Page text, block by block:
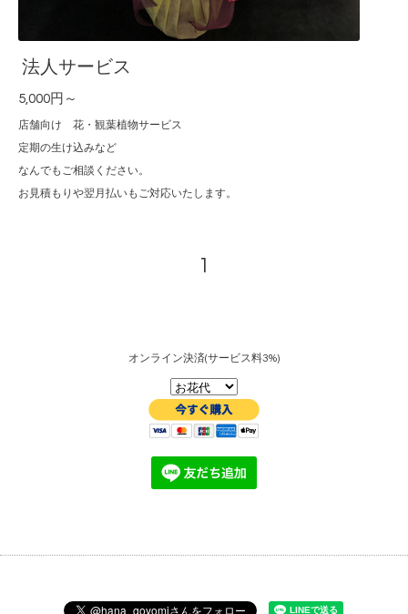
法人サービス
5,000円～
店舗向け 花・観葉植物サービス
定期の生け込みなど
なんでもご相談ください。
お見積もりや翌月払いもご対応いたします。
1
オンライン決済(サービス料3%)